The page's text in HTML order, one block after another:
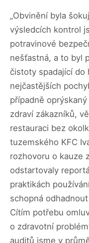
„Obvinění byla
výsledcích kontrol
potravinové
nešťastná, a to byl
čistoty spadající do
nejčastějších
případně
zdraví zákazníků,
restauraci bez
tuzemského KFC
rozhovoru o kauze
odstartovaly
praktikách
schopná
Cítím potřebu
o zdravotní
auditů jsme v